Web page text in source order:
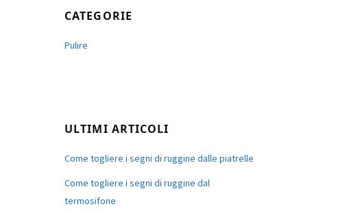
CATEGORIE
Pulire
ULTIMI ARTICOLI
Come togliere i segni di ruggine dalle piatrelle
Come togliere i segni di ruggine dal
termosifone